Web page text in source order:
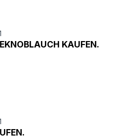
KAUFEN.